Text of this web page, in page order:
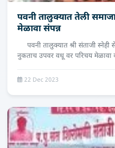
पवनी तालुक्यात तेली
मेळावा संपन्न
पवनी तालुक्यात श्री संताजी स्नेही
नुकताच उपवर वधू वर परिचय मेळावा
22 Dec 2023